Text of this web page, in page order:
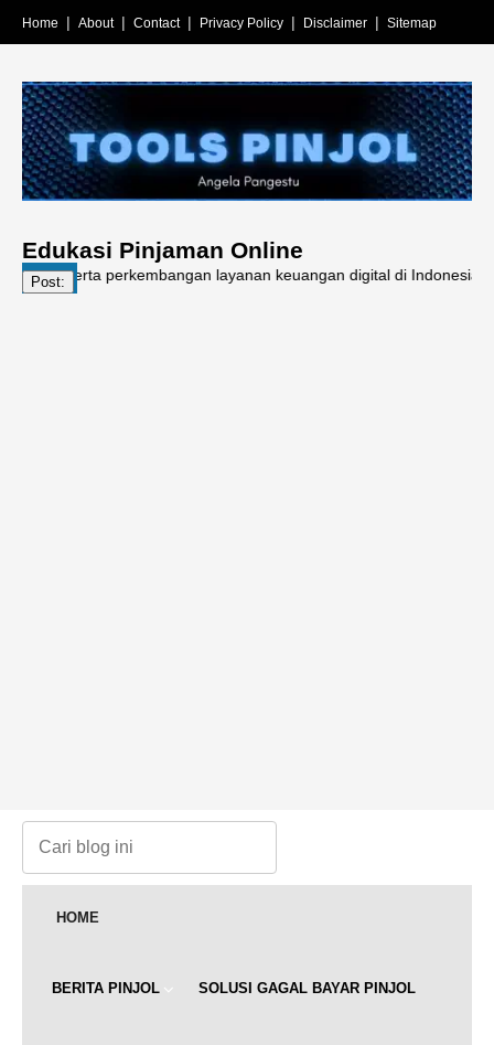
Home About Contact Privacy Policy Disclaimer Sitemap
Edukasi Pinjaman Online
Post:
perkembangan layanan keuangan digital di Indonesia.
HOME
BERITA PINJOL SOLUSI GAGAL BAYAR PINJOL